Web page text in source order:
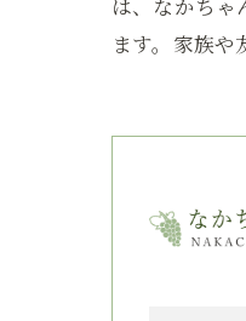
は、なかち
ます。家族や